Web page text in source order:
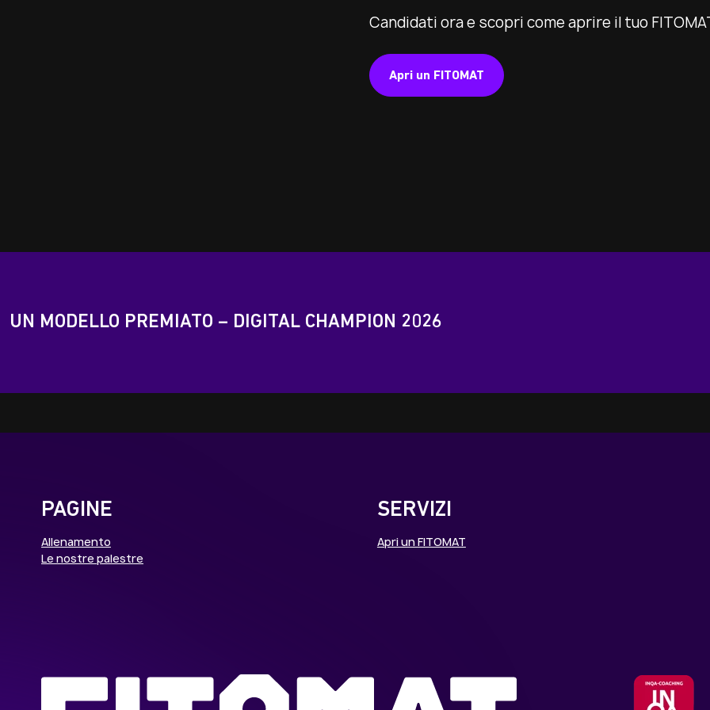
Candidati ora e scopri come aprire il tuo
Apri un FITOMAT
UN MODELLO PREMIATO – DIGITAL CHAMPION 2026
PAGINE
Allenamento
Le nostre palestre
SERVIZI
Apri un FITOMAT